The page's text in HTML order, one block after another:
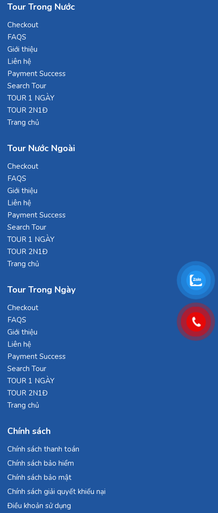
Tour Trong Nước
Checkout
FAQS
Giới thiệu
Liên hệ
Payment Success
Search Tour
TOUR 1 NGÀY
TOUR 2N1Đ
Trang chủ
Tour Nước Ngoài
Checkout
FAQS
Giới thiệu
Liên hệ
Payment Success
Search Tour
TOUR 1 NGÀY
TOUR 2N1Đ
Trang chủ
Tour Trong Ngày
Checkout
FAQS
Giới thiệu
Liên hệ
Payment Success
Search Tour
TOUR 1 NGÀY
TOUR 2N1Đ
Trang chủ
Chính sách
Chính sách thanh toán
Chính sách bảo hiểm
Chính sách bảo mật
Chính sách giải quyết khiếu nại
Điều khoản sử dụng